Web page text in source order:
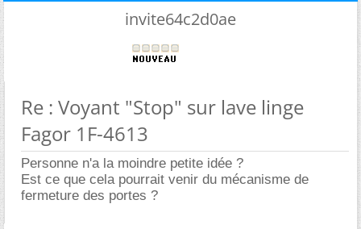
invite64c2d0ae
Re : Voyant "Stop" sur lave linge
Fagor 1F-4613
Personne n'a la moindre petite idée ?
Est ce que cela pourrait venir du mécanisme de
fermeture des portes ?